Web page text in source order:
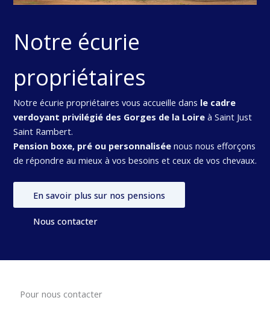
Notre écurie
propriétaires
Notre écurie propriétaires vous accueille dans le cadre
verdoyant privilégié des Gorges de la Loireà Saint Just
Saint Rambert.
Pension boxe, pré ou personnaliséenous nous efforçons
de répondre au mieux à vos besoins et ceux de vos chevaux.
En savoir plus sur nos pensions
Nous contacter
Pour nous contacter